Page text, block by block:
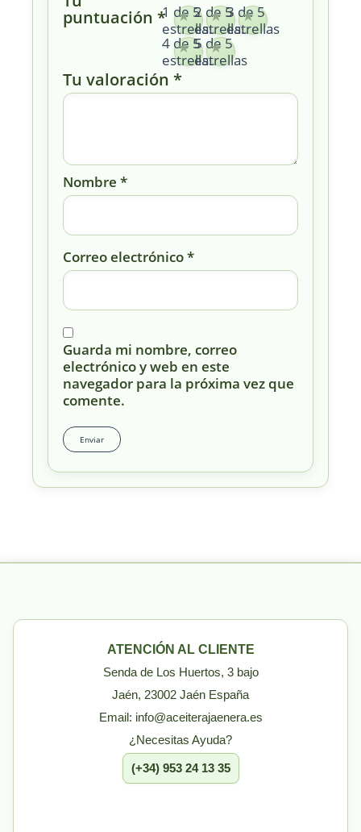
puntuación *1 de 5
estrellas
2 de 5
estrellas
3 de 5
estrellas
4 de 5
estrellas
5 de 5
estrellas
Tu valoración *
Nombre *
Correo electrónico*
Guarda mi nombre, correo
electrónico y web en este
navegador para la próxima vez que
comente.
ATENCIÓN AL CLIENTE
Senda de Los Huertos, 3 bajo
Jaén, 23002 Jaén España
Email: info@aceiterajaenera.es
¿Necesitas Ayuda?
(+34) 953 24 13 35